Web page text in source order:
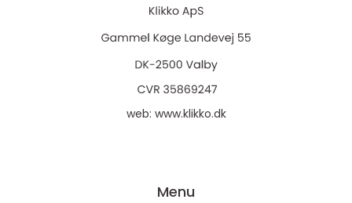
web: www.klikko.dk
Menu